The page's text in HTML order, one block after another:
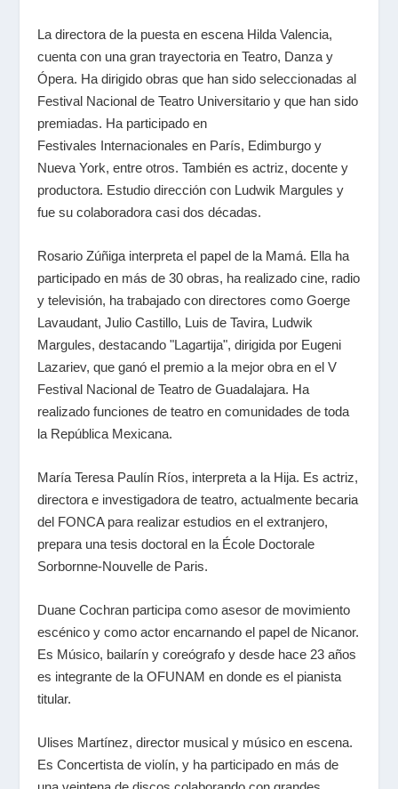
La directora de la puesta en escena Hilda Valencia,
cuenta con una gran trayectoria en Teatro, Danza y
Ópera. Ha dirigido obras que han sido seleccionadas al
Festival Nacional de Teatro Universitario y que han sido
premiadas. Ha participado en
Festivales Internacionales en París, Edimburgo y
Nueva York, entre otros. También es actriz, docente y
productora. Estudio dirección con Ludwik Margules y
fue su colaboradora casi dos décadas.
Rosario Zúñiga interpreta el papel de la Mamá. Ella ha
participado en más de 30 obras, ha realizado cine, radio
y televisión, ha trabajado con directores como Goerge
Lavaudant, Julio Castillo, Luis de Tavira, Ludwik
Margules, destacando "Lagartija", dirigida por Eugeni
Lazariev, que ganó el premio a la mejor obra en el V
Festival Nacional de Teatro de Guadalajara. Ha
realizado funciones de teatro en comunidades de toda
la República Mexicana.
María Teresa Paulín Ríos, interpreta a la Hija. Es actriz,
directora e investigadora de teatro, actualmente becaria
del FONCA para realizar estudios en el extranjero,
prepara una tesis doctoral en la École Doctorale
Sorbornne-Nouvelle de Paris.
Duane Cochran participa como asesor de movimiento
escénico y como actor encarnando el papel de Nicanor.
Es Músico, bailarín y coreógrafo y desde hace 23 años
es integrante de la OFUNAM en donde es el pianista
titular.
Ulises Martínez, director musical y músico en escena.
Es Concertista de violín, y ha participado en más de